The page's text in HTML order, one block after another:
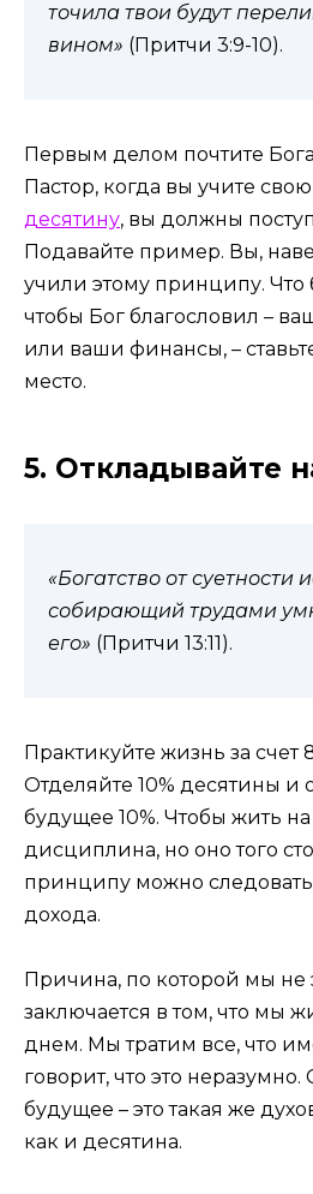
точила твои будут
вином» (Притчи 3:9-10).
Первым делом почтите
Пастор, когда вы учите
десятину, вы должны
Подавайте пример. Вы,
учили этому принципу. Что
чтобы Бог благословил –
или ваши финансы, –
место.
5. Откладывайте
«Богатство от суетности
собирающий трудами
его» (Притчи 13:11).
Практикуйте жизнь за счет
Отделяйте 10% десятины и
будущее 10%. Чтобы жить
дисциплина, но оно того
принципу можно
дохода.
Причина, по которой мы
заключается в том, что мы
днем. Мы тратим все, что
говорит, что это
будущее – это такая же
как и десятина.